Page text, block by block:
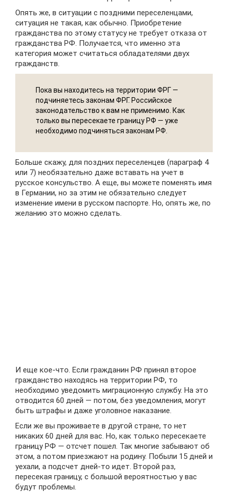
Опять же, в ситуации с поздними переселенцами,
ситуация не такая, как обычно. Приобретение
гражданства по этому статусу не требует отказа от
гражданства РФ. Получается, что именно эта
категория может считаться обладателями двух
гражданств.
Пока вы находитесь на территории ФРГ —
подчиняетесь законам ФРГ. Российское
законодательство к вам не применимо. Как
только вы пересекаете границу РФ — уже
необходимо подчиняться законам РФ.
Больше скажу, для поздних переселенцев (параграф 4
или 7) необязательно даже вставать на учет в
русское консульство. А еще, вы можете поменять имя
в Германии, но за этим не обязательно следует
изменение имени в русском паспорте. Но, опять же, по
желанию это можно сделать.
И еще кое-что. Если гражданин РФ принял второе
гражданство находясь на территории РФ, то
необходимо уведомить миграционную службу. На это
отводится 60 дней — потом, без уведомления, могут
быть штрафы и даже уголовное наказание.
Если же вы проживаете в другой стране, то нет
никаких 60 дней для вас. Но, как только пересекаете
границу РФ — отсчет пошел. Так многие забывают об
этом, а потом приезжают на родину. Побыли 15 дней и
уехали, а подсчет дней-то идет. Второй раз,
пересекая границу, с большой вероятностью у вас
будут проблемы.